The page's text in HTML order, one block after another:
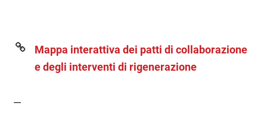
Mappa interattiva dei patti di collaborazione
e degli interventi di rigenerazione
—